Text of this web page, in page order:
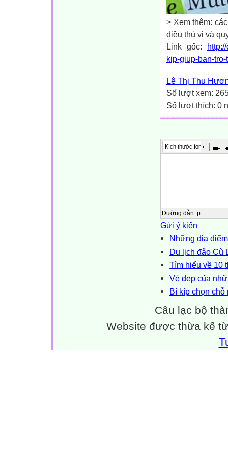
> Xem thêm:
điều thú vị và
Link gốc:
kip-giup-ban-
Lê Thị Thu
Số lượt xem:
Số lượt thích: 0
Kích thước font
Đường dẫn: p
Gửi ý kiến
Những địa
Du lịch đảo Cù
Tìm hiểu về 10
Vẻ đẹp của
Bí kíp chọn
Câu lạc bộ
Website được thừa kế